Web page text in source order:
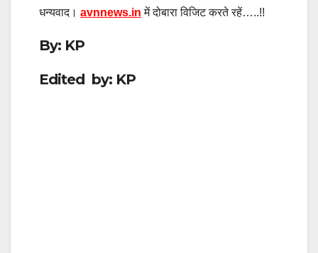
धन्यवाद। avnnews.in में दोबारा विजिट करते रहें…..!!
By: KP
Edited by: KP